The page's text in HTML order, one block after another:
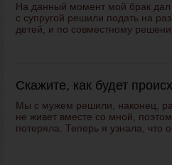
На данный момент мой брак
с супругой решили подать на
детей, и по совместному
Скажите, как будет
Мы с мужем решили, наконец,
не живет вместе со мной,
потеряла. Теперь я узнала, что